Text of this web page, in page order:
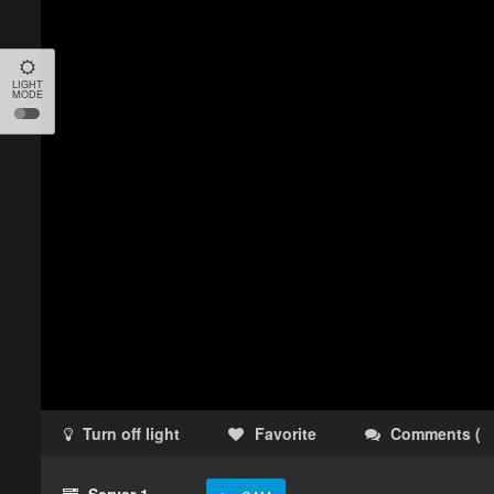
LIGHT
MODE
Turn off light Favorite Comments (